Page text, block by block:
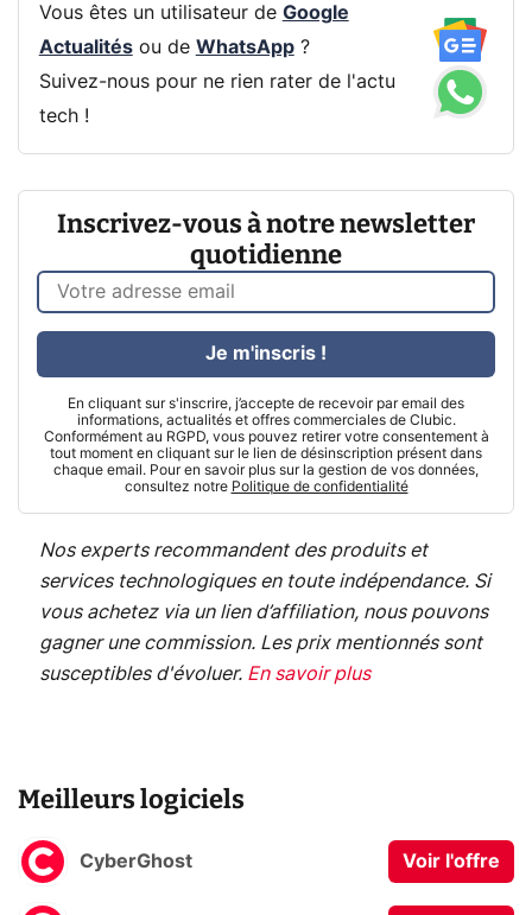
Vous êtes un utilisateur de Google
Actualitésou de WhatsApp?
Suivez-nous pour ne rien rater de l'actu
tech !
Inscrivez-vous à notre newsletter
quotidienne
En cliquant sur s'inscrire, j’accepte de recevoir par email des
informations, actualités et offres commerciales de Clubic.
Conformément au RGPD, vous pouvez retirer votre consentement à
tout moment en cliquant sur le lien de désinscription présent dans
chaque email. Pour en savoir plus sur la gestion de vos données,
consultez notre Politique de confidentialité
Je m'inscris !
Nos experts recommandent des produits et
services technologiques en toute indépendance. Si
vous achetez via un lien d’affiliation, nous pouvons
gagner une commission. Les prix mentionnés sont
susceptibles d'évoluer. En savoir plus
Meilleurs logiciels
CyberGhost Voir l'offre